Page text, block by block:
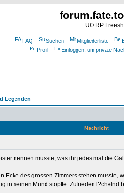
UO RP
FAQ Suchen Mitgliederliste
Profil
Einloggen, um private
Legenden
Nachricht
nennen musste, was ihr jedes mal die
des grossen Zimmers stehen
in seinen Mund stopfte. Zufrieden